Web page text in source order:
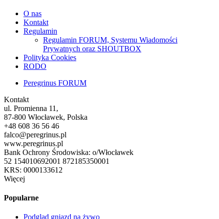
O nas
Kontakt
Regulamin
Regulamin FORUM, Systemu Wiadomości
Prywatnych oraz SHOUTBOX
Polityka Cookies
RODO
Peregrinus FORUM
Kontakt
ul. Promienna 11,
87-800 Włocławek, Polska
+48 608 36 56 46
falco@peregrinus.pl
www.peregrinus.pl
Bank Ochrony Środowiska: o/Włocławek
52 154010692001 872185350001
KRS: 0000133612
Więcej
Popularne
Podgląd gniazd na żywo